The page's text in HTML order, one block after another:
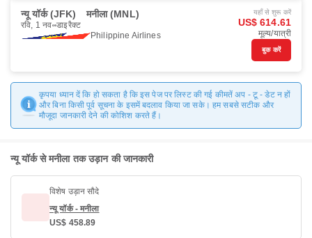
न्यू यॉर्क (JFK) मनीला (MNL)
रवि, 1 नव॰ डाइरैक्ट
Philippine Airlines
यहाँ से शुरू करें
US$ 614.61
मूल्य/यात्री
बुक करें
कृपया ध्यान दें कि हो सकता है कि इस पेज पर लिस्ट की गई कीमतें अप - टू - डेट न हों
और बिना किसी पूर्व सूचना के इसमें बदलाव किया जा सके। हम सबसे सटीक और
मौजूदा जानकारी देने की कोशिश करते हैं।
न्यू यॉर्क से मनीला तक उड़ान की जानकारी
विशेष उड़ान सौदे
न्यू यॉर्क - मनीला
US$ 458.89